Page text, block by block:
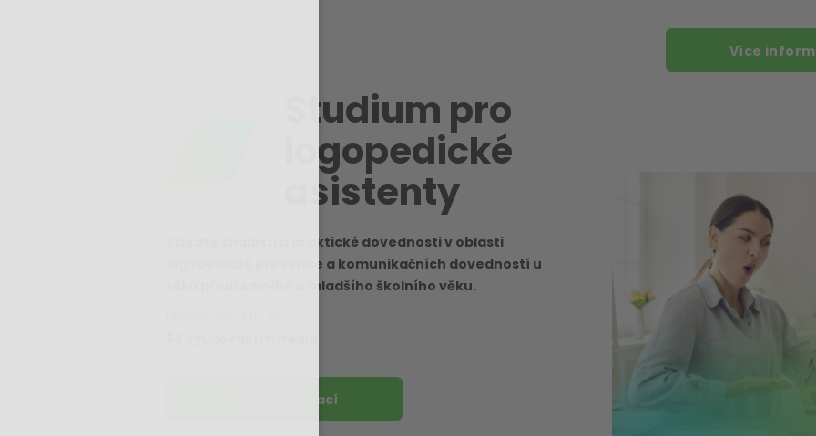
Více
Studium pro
logopedické
asistenty
Získáte znalosti a praktické dovednosti v oblasti
logopedické prevence a komunikačních dovedností u
žáků předškolního a mladšího školního věku.
Více informací